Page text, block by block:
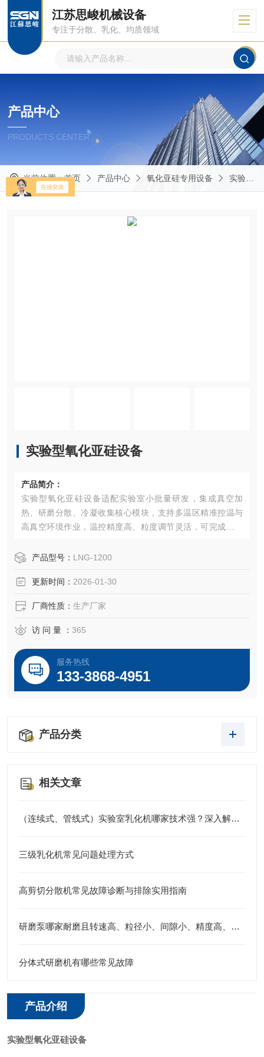
江苏思峻机械设备
专注于分散、乳化、均质领域
产品中心
PRODUCTS CENTER
当前位置：首页 产品中心 氧化亚硅专用设备 实验型氧化亚硅设备
实验型氧化亚硅设备
产品简介：
实验型氧化亚硅设备适配实验室小批量研发，集成真空加
热、研磨分散、冷凝收集核心模块，支持多温区精准控温与
高真空环境作业，温控精度高、粒度调节灵活，可完成氧化
求。产品型号： LNG-1200
更新时间： 2026-01-30
厂商性质： 生产厂家
访 问 量 ： 365
服务热线
133-3868-4951
产品分类
相关文章
（连续式、管线式）实验室乳化机哪家技术强？深入解析江苏思峻的高剪切与纳米级分散秘诀
三级乳化机常见问题处理方式
高剪切分散机常见故障诊断与排除实用指南
研磨泵哪家耐磨且转速高、粒径小、间隙小、精度高、线速度高、剪切力强：江苏思峻为行业解题(附FAQ常见问题解答)
分体式研磨机有哪些常见故障
产品介绍
实验型氧化亚硅设备